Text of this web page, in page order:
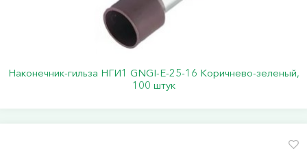
Наконечник-гильза НГИ1 GNGI-E-25-16 Коричнево-зеленый,
100 штук